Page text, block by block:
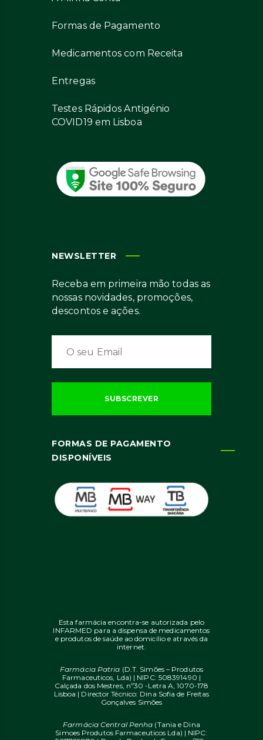
Formas de Pagamento
Medicamentos com Receita
Entregas
Testes Rápidos Antigénio
COVID19 em Lisboa
NEWSLETTER
Receba em primeira mão todas as
nossas novidades, promoções,
descontos e ações.
FORMAS DE PAGAMENTO
DISPONÍVEIS
Esta farmácia encontra-se autorizada pelo
INFARMED para a dispensa de medicamentos
e produtos de saúde ao domicílio e através da
internet.
Farmácia Patria (D.T. Simões – Produtos
Farmaceuticos, Lda) | NIPC: 508391490 |
Calçada dos Mestres, nº30 -Letra A, 1070-178
Lisboa | Director Técnico: Dina Sofia de Freitas
Gonçalves Simões
Farmácia Central Penha (Tania e Dina
Simoes Produtos Farmaceuticos Lda) | NIPC: